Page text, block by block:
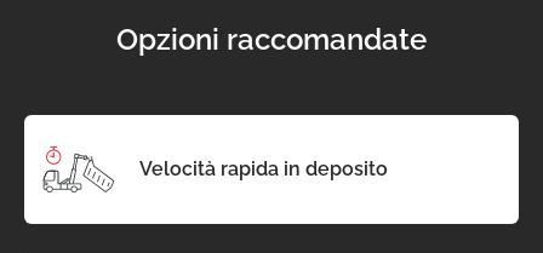
Opzioni raccomandate
Velocità rapida in deposito